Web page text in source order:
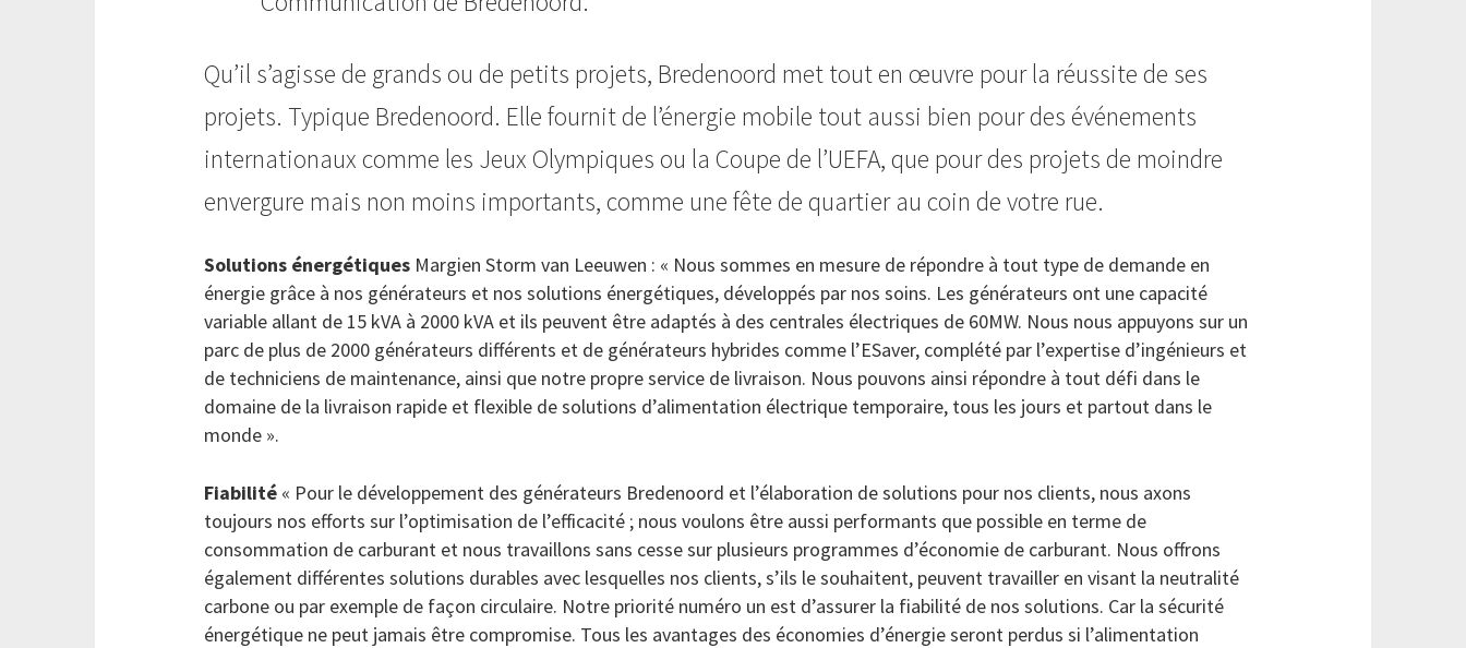
Qu’il s’agisse de grands ou de petits projets, Bredenoord met tout en œuvre pour la réussite de ses
projets. Typique Bredenoord. Elle fournit de l’énergie mobile tout aussi bien pour des événements
internationaux comme les Jeux Olympiques ou la Coupe de l’UEFA, que pour des projets de moindre
envergure mais non moins importants, comme une fête de quartier au coin de votre rue.
Solutions énergétiques Margien Storm van Leeuwen : « Nous sommes en mesure de répondre à tout type de demande en
énergie grâce à nos générateurs et nos solutions énergétiques, développés par nos soins. Les générateurs ont une capacité
variable allant de 15 kVA à 2000 kVA et ils peuvent être adaptés à des centrales électriques de 60MW. Nous nous appuyons sur un
parc de plus de 2000 générateurs différents et de générateurs hybrides comme l’ESaver, complété par l’expertise d’ingénieurs et
de techniciens de maintenance, ainsi que notre propre service de livraison. Nous pouvons ainsi répondre à tout défi dans le
domaine de la livraison rapide et flexible de solutions d’alimentation électrique temporaire, tous les jours et partout dans le
monde ».
Fiabilité « Pour le développement des générateurs Bredenoord et l’élaboration de solutions pour nos clients, nous axons
toujours nos efforts sur l’optimisation de l’efficacité ; nous voulons être aussi performants que possible en terme de
consommation de carburant et nous travaillons sans cesse sur plusieurs programmes d’économie de carburant. Nous offrons
également différentes solutions durables avec lesquelles nos clients, s’ils le souhaitent, peuvent travailler en visant la neutralité
carbone ou par exemple de façon circulaire. Notre priorité numéro un est d’assurer la fiabilité de nos solutions. Car la sécurité
énergétique ne peut jamais être compromise. Tous les avantages des économies d’énergie seront perdus si l’alimentation